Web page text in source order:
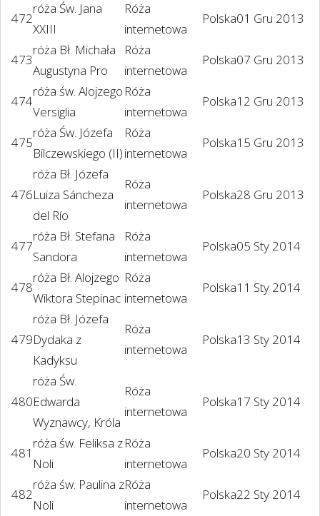
472
róża Św. Jana
XXIII
Róża
internetowa
Polska01 Gru 2013
473
róża Bł. Michała
Augustyna Pro
Róża
internetowa
Polska07 Gru 2013
474
róża św. Alojzego
Versiglia
Róża
internetowa
Polska12 Gru 2013
475
róża Św. Józefa
Bilczewskiego (II)
Róża
internetowa
Polska15 Gru 2013
476
róża Bł. Józefa
Luiza Sáncheza
del Río
Róża
internetowa
Polska28 Gru 2013
477
róża Bł. Stefana
Sandora
Róża
internetowa
Polska05 Sty 2014
478
róża Bł. Alojzego
Wiktora Stepinac
Róża
internetowa
Polska11 Sty 2014
479
róża Bł. Józefa
Dydaka z
Kadyksu
Róża
internetowa
Polska13 Sty 2014
480
róża Św.
Edwarda
Wyznawcy, Króla
Róża
internetowa
Polska17 Sty 2014
481
róża św. Feliksa z
Noli
Róża
internetowa
Polska20 Sty 2014
482
róża św. Paulina z
Noli
Róża
internetowa
Polska22 Sty 2014